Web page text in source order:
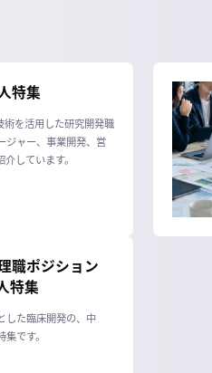
特集
術を活用した研究開発職
ジャー、事業開発、営
しています。
職ポジション
特集
した臨床開発の、中
です。